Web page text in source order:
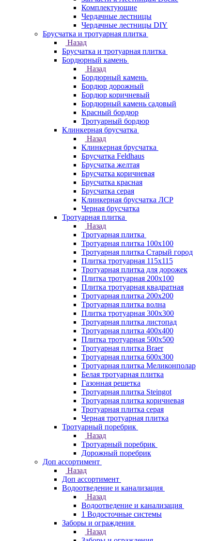
Комплектующие
Чердачные лестницы
Чердачные лестницы DIY
Брусчатка и тротуарная плитка
Назад
Брусчатка и тротуарная плитка
Бордюрный камень
Назад
Бордюрный камень
Бордюр дорожный
Бордюр коричневый
Бордюрный камень садовый
Красный бордюр
Тротуарный бордюр
Клинкерная брусчатка
Назад
Клинкерная брусчатка
Брусчатка Feldhaus
Брусчатка желтая
Брусчатка коричневая
Брусчатка красная
Брусчатка серая
Клинкерная брусчатка ЛСР
Черная брусчатка
Тротуарная плитка
Назад
Тротуарная плитка
Тротуарная плитка 100x100
Тротуарная плитка Старый город
Плитка тротуарная 115x115
Тротуарная плитка для дорожек
Плитка тротуарная 200х100
Плитка тротуарная квадратная
Тротуарная плитка 200х200
Тротуарная плитка волна
Плитка тротуарная 300х300
Тротуарная плитка листопад
Тротуарная плитка 400х400
Плитка тротуарная 500x500
Тротуарная плитка Braer
Тротуарная плитка 600х300
Тротуарная плитка Меликонполар
Белая тротуарная плитка
Газонная решетка
Тротуарная плитка Steingot
Тротуарная плитка коричневая
Тротуарная плитка серая
Черная тротуарная плитка
Тротуарный поребрик
Назад
Тротуарный поребрик
Дорожный поребрик
Доп ассортимент
Назад
Доп ассортимент
Водоотведение и канализация
Назад
Водоотведение и канализация
1 Водосточные системы
Заборы и ограждения
Назад